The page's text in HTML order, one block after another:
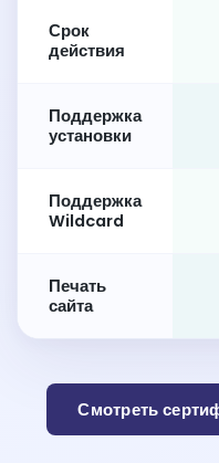
Срок
действия
Поддержка
установки
Поддержка
Wildcard
Печать
сайта
Смотреть